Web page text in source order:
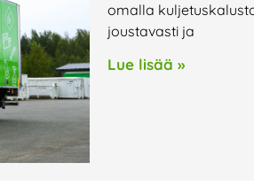
omalla
joustavasti ja
Lue lisää »